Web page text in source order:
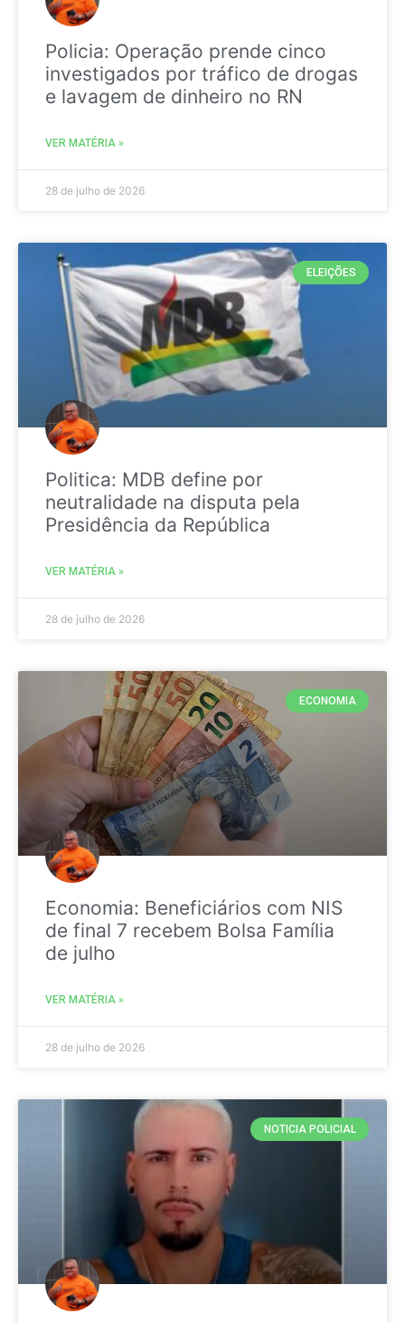
Policia: Operação prende cinco
investigados por tráfico de drogas
e lavagem de dinheiro no RN
VER MATÉRIA »
28 de julho de 2026
ELEIÇÕES
Politica: MDB define por
neutralidade na disputa pela
Presidência da República
VER MATÉRIA »
28 de julho de 2026
ECONOMIA
Economia: Beneficiários com NIS
de final 7 recebem Bolsa Família
de julho
VER MATÉRIA »
28 de julho de 2026
NOTICIA POLICIAL